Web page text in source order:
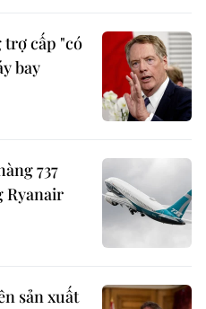
trợ cấp "có
bay
737
Ryanair
sản xuất